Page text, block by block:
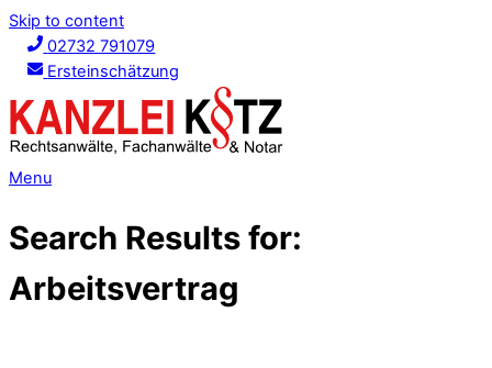
Skip to content
02732 791079
Ersteinschätzung
Menu
Search Results for:
Arbeitsvertrag